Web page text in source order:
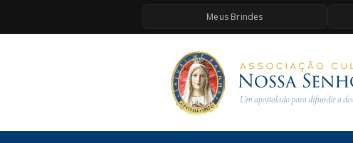
Meus Brindes